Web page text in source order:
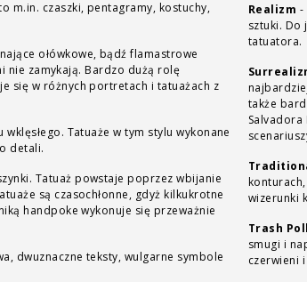
m.in. czaszki, pentagramy, kostuchy,
ołówkowe, bądź flamastrowe
nie zamykają. Bardzo dużą rolę
się w różnych portretach i tatuażach z
Tatuaże w tym stylu wykonane
detali.
Tatuaż powstaje poprzez wbijanie
są czasochłonne, gdyż kilkukrotne
handpoke wykonuje się przeważnie
dwuznaczne teksty, wulgarne symbole
Realizm -
sztuki. Do
tatuatora.
także
Salvadora
wizerunki
Trash
smugi i
czerwieni